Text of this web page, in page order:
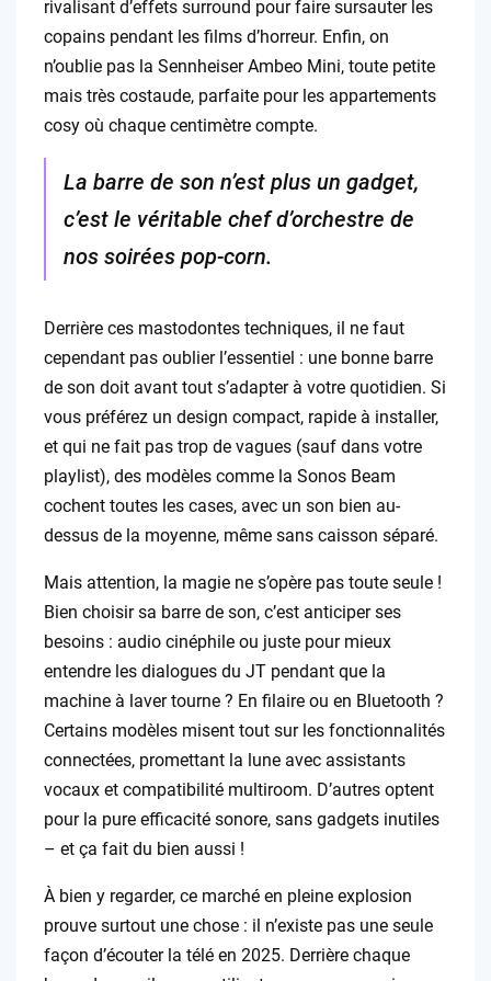
rivalisant d’effets surround pour faire sursauter les
copains pendant les films d’horreur. Enfin, on
n’oublie pas la Sennheiser Ambeo Mini, toute petite
mais très costaude, parfaite pour les appartements
cosy où chaque centimètre compte.
La barre de son n’est plus un gadget,
c’est le véritable chef d’orchestre de
nos soirées pop-corn.
Derrière ces mastodontes techniques, il ne faut
cependant pas oublier l’essentiel : une bonne barre
de son doit avant tout s’adapter à votre quotidien. Si
vous préférez un design compact, rapide à installer,
et qui ne fait pas trop de vagues (sauf dans votre
playlist), des modèles comme la Sonos Beam
cochent toutes les cases, avec un son bien au-
dessus de la moyenne, même sans caisson séparé.
Mais attention, la magie ne s’opère pas toute seule !
Bien choisir sa barre de son, c’est anticiper ses
besoins : audio cinéphile ou juste pour mieux
entendre les dialogues du JT pendant que la
machine à laver tourne ? En filaire ou en Bluetooth ?
Certains modèles misent tout sur les fonctionnalités
connectées, promettant la lune avec assistants
vocaux et compatibilité multiroom. D’autres optent
pour la pure efficacité sonore, sans gadgets inutiles
– et ça fait du bien aussi !
À bien y regarder, ce marché en pleine explosion
prouve surtout une chose : il n’existe pas une seule
façon d’écouter la télé en 2025. Derrière chaque